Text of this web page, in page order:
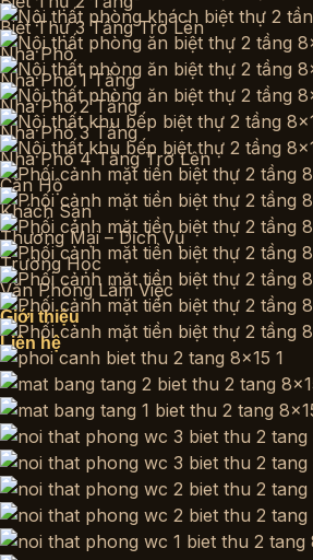
Biệt Thự 3 Tầng Trở Lên
Nhà Phố
Nhà Phố 1 Tầng
Nhà Phố 2 Tầng
Nhà Phố 3 Tầng
Nhà Phố 4 Tầng Trở Lên
Căn Hộ
Khách Sạn
Thương Mại – Dịch Vụ
Trường Học
Văn Phòng Làm Việc
Giới thiệu
Liên hệ